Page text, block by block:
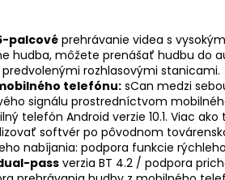
palcové prehrávanie videa s
hudba, môžete prenášať hudbu do
predvolenými rozhlasovými stanicami.
telefónu:sCan medzi
signálu prostredníctvom
telefón Android verzie 10.1. Viac
softvér po pôvodnom
nabíjania: podpora funkcie
passverzia BT 4.2 / podpora